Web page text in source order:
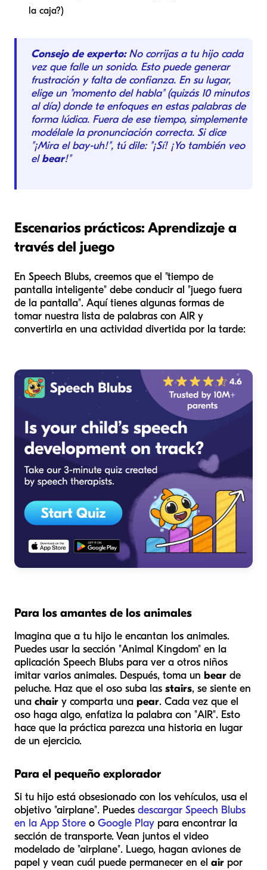
la caja?)
Consejo de experto:No corrijas a tu hijo cada
vez que falle un sonido. Esto puede generar
frustración y falta de confianza. En su lugar,
elige un "momento del habla" (quizás 10 minutos
al día) donde te enfoques en estas palabras de
forma lúdica. Fuera de ese tiempo, simplemente
modélale la pronunciación correcta. Si dice
"¡Mira el bay-uh!", tú dile: "¡Sí! ¡Yo también veo
elbear!"
Escenarios prácticos: Aprendizaje a
través del juego
En Speech Blubs, creemos que el "tiempo de
pantalla inteligente" debe conducir al "juego fuera
de la pantalla". Aquí tienes algunas formas de
tomar nuestra lista de palabras con AIR y
convertirla en una actividad divertida por la tarde:
Para los amantes de los animales
Imagina que a tu hijo le encantan los animales.
Puedes usar la sección "Animal Kingdom" en la
aplicación Speech Blubs para ver a otros niños
imitar varios animales. Después, toma un bear de
peluche. Haz que el oso suba las stairs, se siente en
una chair y comparta una pear. Cada vez que el
oso haga algo, enfatiza la palabra con "AIR". Esto
hace que la práctica parezca una historia en lugar
de un ejercicio.
Para el pequeño explorador
Si tu hijo está obsesionado con los vehículos, usa el
objetivo "airplane". Puedes descargar Speech Blubs
en la App Store o Google Play para encontrar la
sección de transporte. Vean juntos el video
modelado de "airplane". Luego, hagan aviones de
papel y vean cuál puede permanecer en el air por